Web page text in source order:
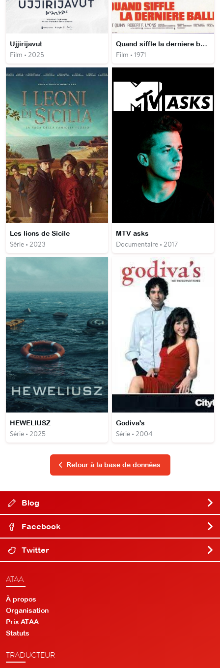
Ujjirijavut
Film • 2025
Quand siffle la derniere balle
Film • 1971
Les lions de Sicile
Série • 2023
MTV asks
Documentaire • 2017
HEWELIUSZ
Série • 2025
Godiva's
Série • 2004
Retour à la base de données
Blog
Facebook
Twitter
ATAA
À propos
Organisation
Prix ATAA
Statuts
TRADUCTEUR